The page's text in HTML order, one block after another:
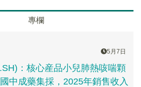
專欄
5月7日
：核心産品小兒肺熱咳喘顆
中成藥集採，2025年銷售收入